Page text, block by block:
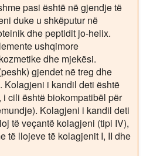
pasi është në gjendje të
duke u shkëputur në
dhe peptidit jo-helix.
ushqimore
dhe mjekësi.
gjendet në treg dhe
Kolagjeni i kandil deti është
cili është biokompatibël për
Kolagjeni i kandil deti
të veçantë kolagjeni (tipi IV),
të llojeve të kolagjenit I, II dhe